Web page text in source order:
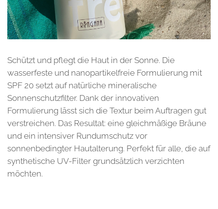
Schützt und pflegt die Haut in der Sonne. Die
wasserfeste und nanopartikelfreie Formulierung mit
SPF 20 setzt auf natürliche mineralische
Sonnenschutzfilter. Dank der innovativen
Formulierung lässt sich die Textur beim Auftragen gut
verstreichen. Das Resultat: eine gleichmäßige Bräune
und ein intensiver Rundumschutz vor
sonnenbedingter Hautalterung. Perfekt für alle, die auf
synthetische UV-Filter grundsätzlich verzichten
möchten.